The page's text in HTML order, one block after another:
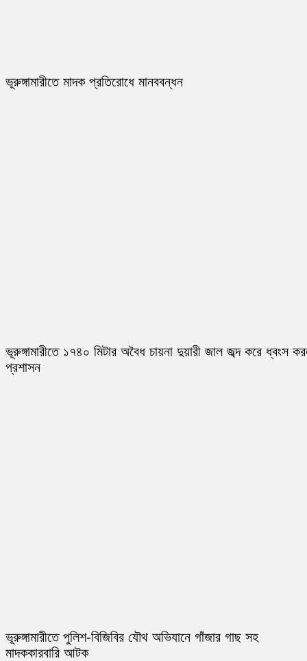
ভূরুঙ্গামারীতে মাদক প্রতিরোধে মানববন্ধন
ভূরুঙ্গামারীতে ১৭৪০ মিটার অবৈধ চায়না দুয়ারী জাল জব্দ করে ধ্বংস
প্রশাসন
ভূরুঙ্গামারীতে পুলিশ-বিজিবির যৌথ অভিযানে গাঁজার গাছ সহ
মাদককারবারি আটক